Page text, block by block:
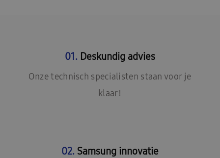
01.Deskundig advies
Onze technisch specialisten staan voor je
klaar!
02.Samsung innovatie